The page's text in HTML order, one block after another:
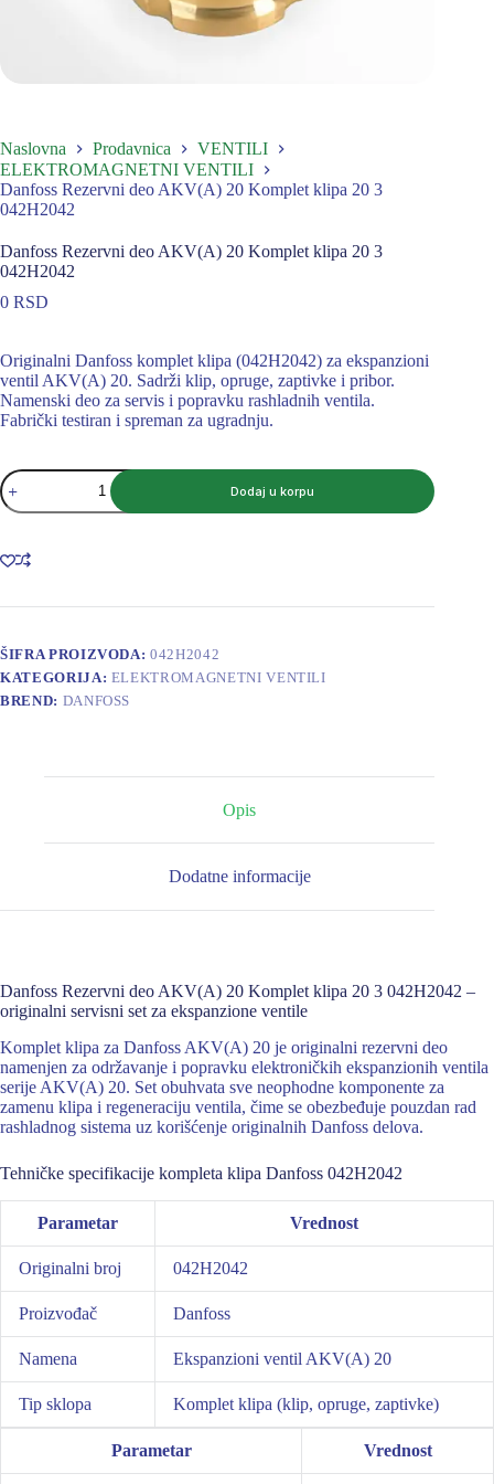
Naslovna Prodavnica
VENTILI
ELEKTROMAGNETNI VENTILI
Danfoss Rezervni deo AKV(A) 20 Komplet klipa 20 3
042H2042
Danfoss Rezervni deo AKV(A) 20 Komplet klipa 20 3
042H2042
0 RSD
Originalni Danfoss komplet klipa (042H2042) za ekspanzioni
ventil AKV(A) 20. Sadrži klip, opruge, zaptivke i pribor.
Namenski deo za servis i popravku rashladnih ventila.
Fabrički testiran i spreman za ugradnju.
Danfoss
Rezervni
deo
20
Komplet
20
042H2042
količina
Dodaj u korpu
ŠIFRA PROIZVODA:042H2042
KATEGORIJA: ELEKTROMAGNETNI VENTILI
BREND: DANFOSS
Opis
Dodatne informacije
Danfoss Rezervni deo AKV(A) 20 Komplet klipa 20 3 042H2042 –
originalni servisni set za ekspanzione ventile
Komplet klipa za Danfoss AKV(A) 20 je originalni rezervni deo
namenjen za održavanje i popravku elektroničkih ekspanzionih ventila
serije AKV(A) 20. Set obuhvata sve neophodne komponente za
zamenu klipa i regeneraciju ventila, čime se obezbeđuje pouzdan rad
rashladnog sistema uz korišćenje originalnih Danfoss delova.
Tehničke specifikacije kompleta klipa Danfoss 042H2042
Parametar Vrednost
Originalni broj 042H2042
Proizvođač Danfoss
Namena Ekspanzioni ventil AKV(A) 20
Tip sklopa Komplet klipa (klip, opruge, zaptivke)
Parametar Vrednost